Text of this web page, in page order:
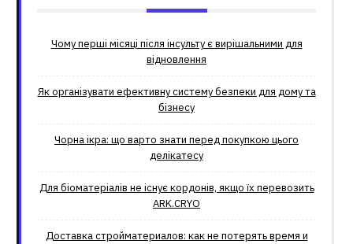
Чому перші місяці після інсульту є вирішальними для
відновлення
Як організувати ефективну систему безпеки для дому та
бізнесу
Чорна ікра: що варто знати перед покупкою цього
делікатесу
Для біоматеріалів не існує кордонів, якщо їх перевозить
ARK.CRYO
Доставка стройматериалов: как не потерять время и